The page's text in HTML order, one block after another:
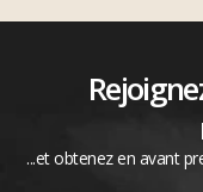
...et obtenez en avant